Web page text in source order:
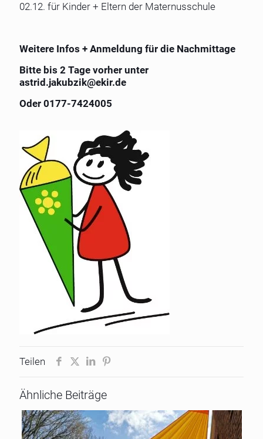
02.12. für Kinder + Eltern der Maternusschule
Weitere Infos + Anmeldung für die Nachmittage
Bitte bis 2 Tage vorher unter
astrid.jakubzik@ekir.de
Oder 0177-7424005
Teilen
Ähnliche Beiträge